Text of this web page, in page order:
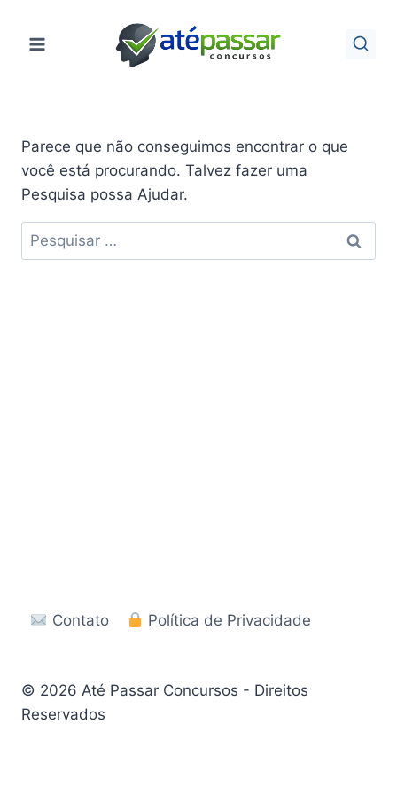
para
Parece que não conseguimos encontrar o que
você está procurando. Talvez fazer uma
Pesquisa possa Ajudar.
Pesquisar
por:
Contato Política de Privacidade
© 2026 Até Passar Concursos - Direitos
Reservados